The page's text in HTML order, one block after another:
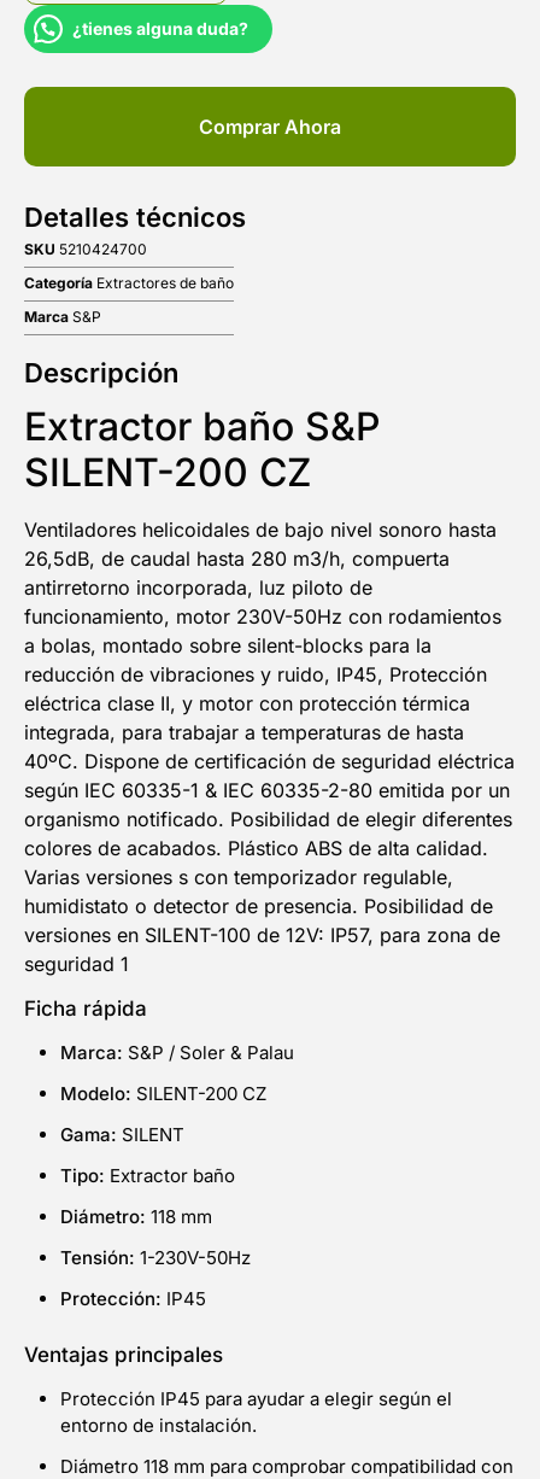
¿tienes alguna duda?
Comprar Ahora
Detalles técnicos
SKU 5210424700
Categoría Extractores de baño
Marca S&P
Descripción
Extractor baño S&P
SILENT-200 CZ
Ventiladores helicoidales de bajo nivel sonoro hasta
26,5dB, de caudal hasta 280 m3/h, compuerta
antirretorno incorporada, luz piloto de
funcionamiento, motor 230V-50Hz con rodamientos
a bolas, montado sobre silent-blocks para la
reducción de vibraciones y ruido, IP45, Protección
eléctrica clase II, y motor con protección térmica
integrada, para trabajar a temperaturas de hasta
40ºC. Dispone de certificación de seguridad eléctrica
según IEC 60335-1 & IEC 60335-2-80 emitida por un
organismo notificado. Posibilidad de elegir diferentes
colores de acabados. Plástico ABS de alta calidad.
Varias versiones s con temporizador regulable,
humidistato o detector de presencia. Posibilidad de
versiones en SILENT-100 de 12V: IP57, para zona de
seguridad 1
Ficha rápida
Marca: S&P / Soler & Palau
Modelo: SILENT-200 CZ
Gama: SILENT
Tipo: Extractor baño
Diámetro: 118 mm
Tensión: 1-230V-50Hz
Protección: IP45
Ventajas principales
Protección IP45 para ayudar a elegir según el
entorno de instalación.
Diámetro 118 mm para comprobar compatibilidad con